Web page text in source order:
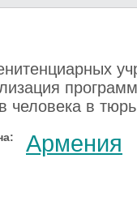
человека в
Армения